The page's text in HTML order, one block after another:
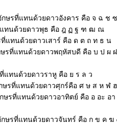
กษรที่แทนด้วยดาวอังคาร คือ จ ฉ ช
ทนด้วยดาวพุธ คือ ฎ ฏ ฐ ฑ ฒ ณ
แทนด้วยดาวเสาร์ คือ ด ต ถ ท ธ น
รที่แทนด้วยดาวพฤหัสบดี คือ บ ป ผ
แทนด้วยดาวราหู คือ ย ร ล ว
ษรที่แทนด้วยดาวศุกร์คือ ศ ษ ส ห ฬ ฮ
ษรที่แทนด้วยดาวอาทิตย์ คือ อ อะ อา
ษรที่แทนด้วยดาวจันทร์ คือ ก ข ค ฆ